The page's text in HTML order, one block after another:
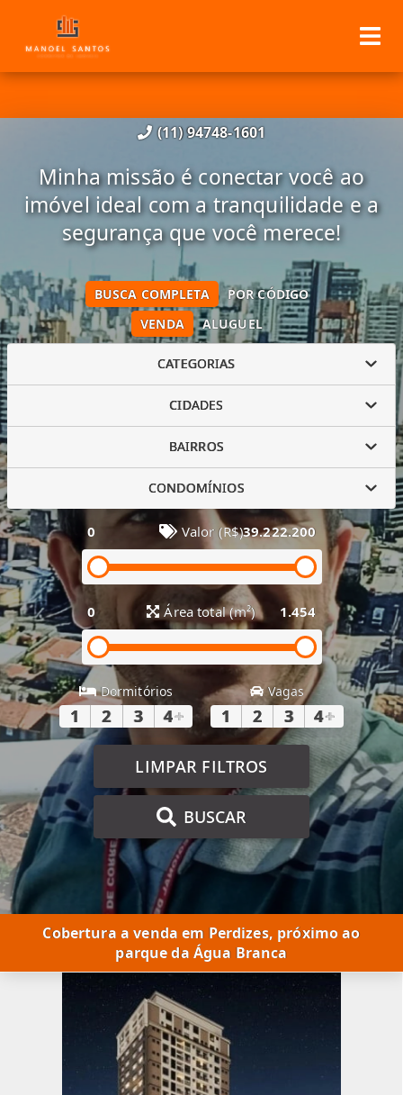
(11) 94748-1601
Minha missão é conectar você ao
imóvel ideal com a tranquilidade e a
segurança que você merece!
VENDA ALUGUEL
BUSCA COMPLETA POR CÓDIGO
CATEGORIAS
CIDADES
BAIRROS
CONDOMÍNIOS
0 Valor (R$)39.222.200
0 Área total (m²) 1.454
Dormitórios
1 2 3 4+
Vagas
1 2 3 4+
LIMPAR FILTROS
BUSCAR
Cobertura a venda em Perdizes, próximo ao
parque da Água Branca